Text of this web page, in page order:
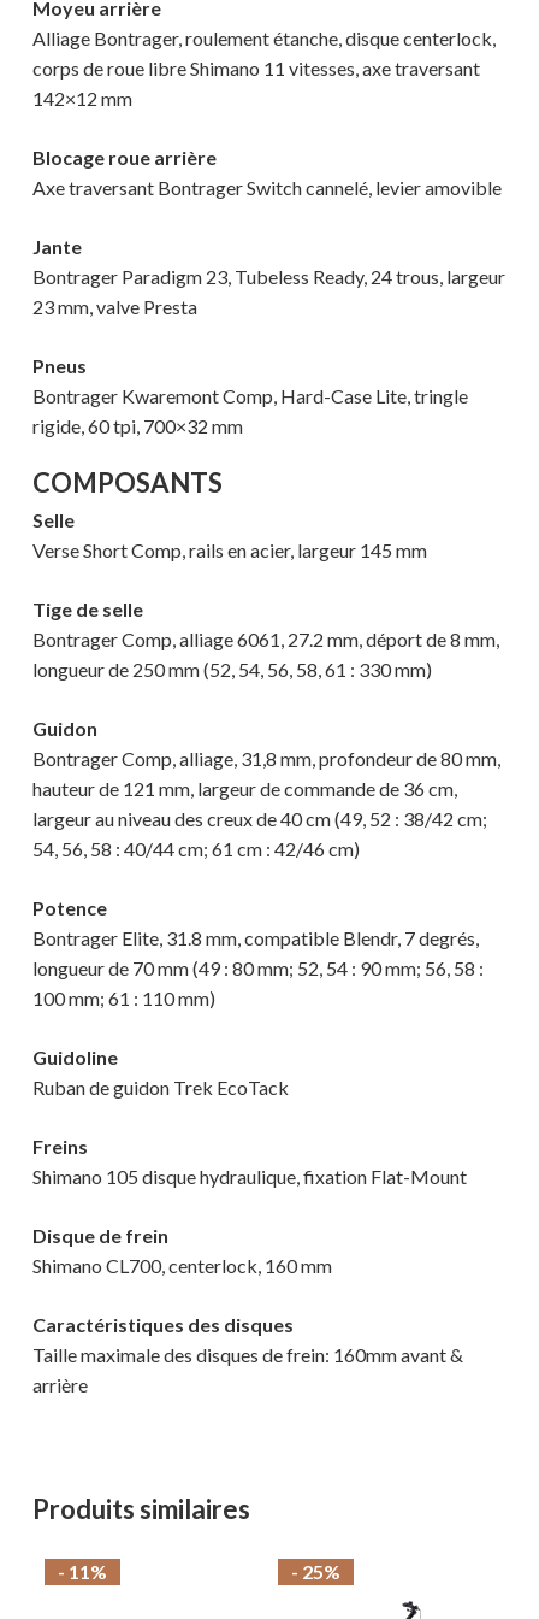
MAGASINER EN LIGNE
Moyeu arrière
Alliage Bontrager, roulement étanche, disque centerlock,
corps de roue libre Shimano 11 vitesses, axe traversant
142×12 mm
Blocage roue arrière
Axe traversant Bontrager Switch cannelé, levier amovible
Jante
Bontrager Paradigm 23, Tubeless Ready, 24 trous, largeur
23 mm, valve Presta
Pneus
Bontrager Kwaremont Comp, Hard-Case Lite, tringle
rigide, 60 tpi, 700×32 mm
COMPOSANTS
Selle
Verse Short Comp, rails en acier, largeur 145 mm
Tige de selle
Bontrager Comp, alliage 6061, 27.2 mm, déport de 8 mm,
longueur de 250 mm (52, 54, 56, 58, 61 : 330 mm)
Guidon
Bontrager Comp, alliage, 31,8 mm, profondeur de 80 mm,
hauteur de 121 mm, largeur de commande de 36 cm,
largeur au niveau des creux de 40 cm (49, 52 : 38/42 cm;
54, 56, 58 : 40/44 cm; 61 cm : 42/46 cm)
Potence
Bontrager Elite, 31.8 mm, compatible Blendr, 7 degrés,
longueur de 70 mm (49 : 80 mm; 52, 54 : 90 mm; 56, 58 :
100 mm; 61 : 110 mm)
Guidoline
Ruban de guidon Trek EcoTack
Freins
Shimano 105 disque hydraulique, fixation Flat-Mount
Disque de frein
Shimano CL700, centerlock, 160 mm
Caractéristiques des disques
Taille maximale des disques de frein: 160mm avant &
arrière
Produits similaires
- 11% - 25%